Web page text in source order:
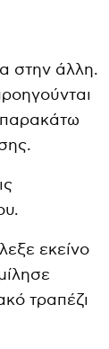
στην άλλη.
παρακάτω
εκείνο
τραπέζι